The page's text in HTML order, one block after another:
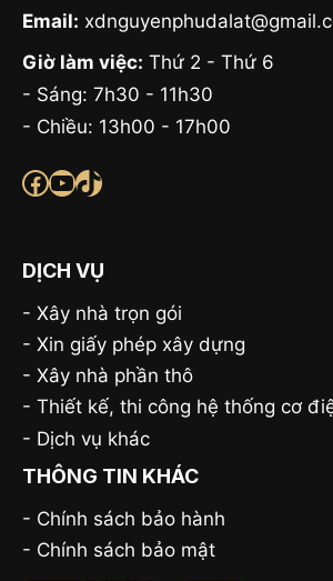
Email:
Giờ làm việc: Thứ 2 - Thứ 6
- Sáng: 7h30 - 11h30
- Chiều: 13h00 - 17h00
Facebook
Youtube
TikTok
DỊCH VỤ
- Xây nhà trọn gói
- Xin giấy phép xây dựng
- Xây nhà phần thô
- Thiết kế, thi công hệ thống cơ
- Dịch vụ khác
THÔNG TIN KHÁC
- Chính sách bảo hành
- Chính sách bảo mật